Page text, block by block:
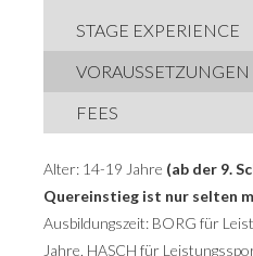
STAGE EXPERIENCE
VORAUSSETZUNGEN
FEES
Alter: 14-19 Jahre (ab der 9.
Quereinstieg ist nur selten
Ausbildungszeit: BORG für
Jahre, HASCH für